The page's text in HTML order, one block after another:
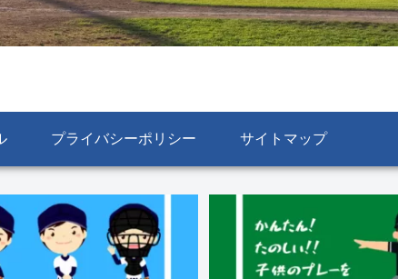
プライバシーポリシー サイトマップ